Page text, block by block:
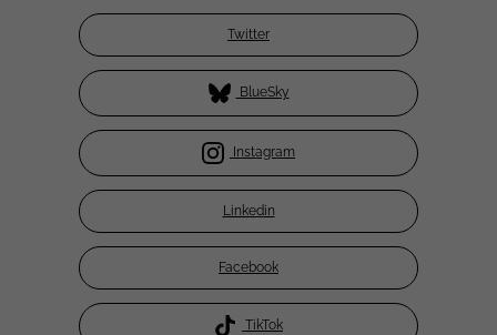
Twitter
BlueSky
Instagram
Linkedin
Facebook
TikTok